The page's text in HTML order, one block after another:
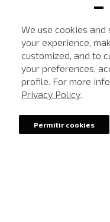
We use cookies
your experience,
customized, and to
your preferences,
profile. For more
Privacy Policy.
Permitir cookies
NEWSLETTER
Cadastre seu e-mail
Eu li, estou ciente das